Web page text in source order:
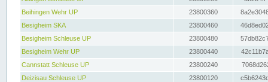
Beihingen Wehr UP
23800360
Besigheim SKA
23800460
Besigheim Schleuse UP
23800480
Besigheim Wehr UP
23800440
Cannstatt Schleuse UP
23800240
Deizisau Schleuse UP
23800120